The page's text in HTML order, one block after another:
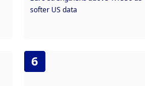
softer US data
6